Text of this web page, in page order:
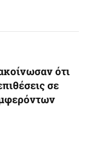
ότι
σε